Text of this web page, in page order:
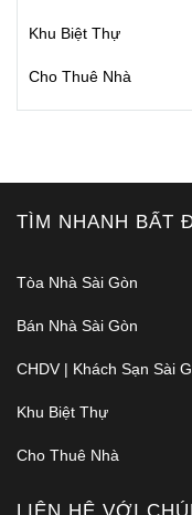
Khu Biệt Thự
Cho Thuê Nhà
TÌM NHANH BẤT
Tòa Nhà Sài Gòn
Bán Nhà Sài Gòn
CHDV | Khách Sạn Sài
Khu Biệt Thự
Cho Thuê Nhà